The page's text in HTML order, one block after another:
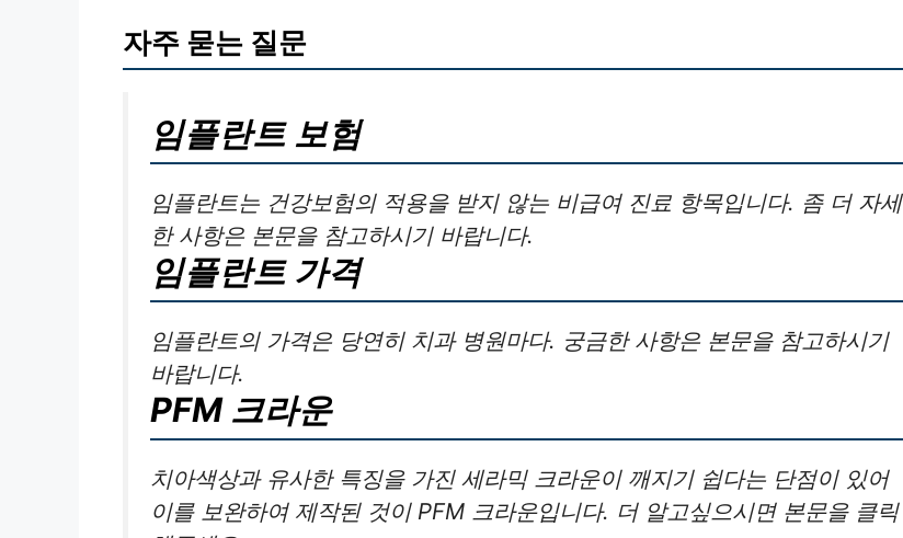
자주 묻는 질문
임플란트 보험
임플란트는 건강보험의 적용을 받지 않는 비급여 진료 항목입니다. 좀 더 자세
한 사항은 본문을 참고하시기 바랍니다.
임플란트 가격
임플란트의 가격은 당연히 치과 병원마다. 궁금한 사항은 본문을 참고하시기
바랍니다.
PFM 크라운
치아색상과 유사한 특징을 가진 세라믹 크라운이 깨지기 쉽다는 단점이 있어
이를 보완하여 제작된 것이 PFM 크라운입니다. 더 알고싶으시면 본문을 클릭